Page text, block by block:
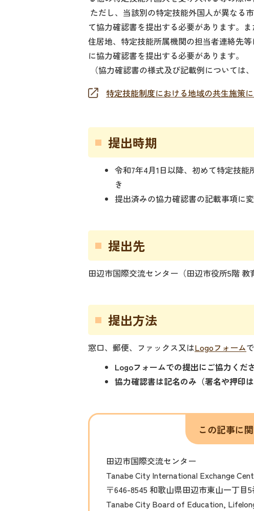
ただし、当該別の特定技能外国人が異なる
て協力確認書を提出する必要があります。
住居地、特定技能所属機関の担当者連絡先
に協力確認書を提出する必要があります。
（協力確認書の様式及び記載例については
特定技能制度における地域の共生施策
提出時期
令和7年4月1日以降、初めて特定技
き
提出済みの協力確認書の記載事項に
提出先
田辺市国際交流センター（田辺市役所5階 教
提出方法
窓口、郵便、ファックス又はLogoフォーム
Logoフォームでの提出にご協力くださ
協力確認書は記名のみ（署名や押印
この記事に
田辺市国際交流センター
Tanabe City International Exchange
〒646-8545 和歌山県田辺市東山一丁目
Tanabe City Board of Education,